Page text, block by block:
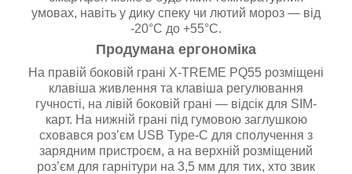
умовах, навіть у дику спеку чи лютий мороз — від
-20°C до +55°C.
Продумана ергономіка
На правій боковій грані X-TREME PQ55 розміщені
клавіша живлення та клавіша регулювання
гучності, на лівій боковій грані — відсік для SIM-
карт. На нижній грані під гумовою заглушкою
сховався роз’єм USB Type-C для сполучення з
зарядним пристроєм, а на верхній розміщений
роз’єм для гарнітури на 3,5 мм для тих, хто звик